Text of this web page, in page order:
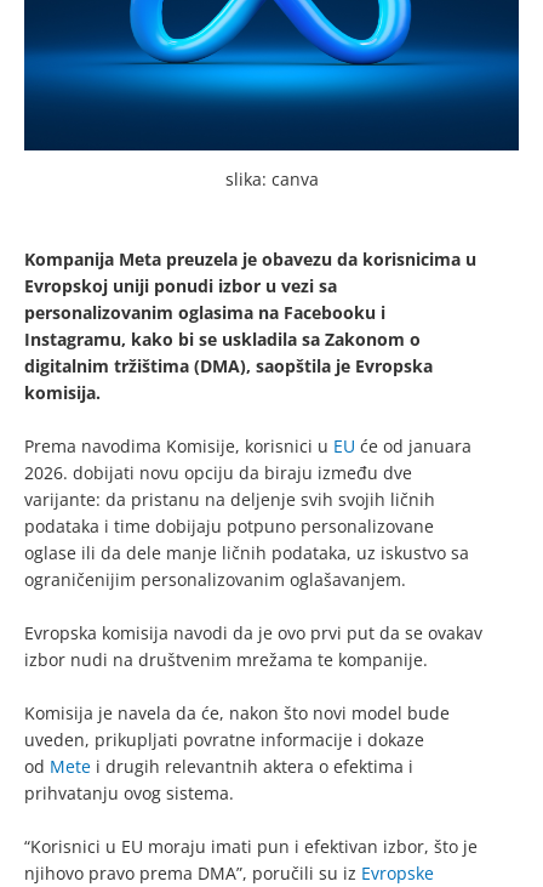
slika: canva
Kompanija Meta preuzela je obavezu da korisnicima u
Evropskoj uniji ponudi izbor u vezi sa
personalizovanim oglasima na Facebooku i
Instagramu, kako bi se uskladila sa Zakonom o
digitalnim tržištima (DMA), saopštila je Evropska
komisija.
Prema navodima Komisije, korisnici u EU će od januara
2026. dobijati novu opciju da biraju između dve
varijante: da pristanu na deljenje svih svojih ličnih
podataka i time dobijaju potpuno personalizovane
oglase ili da dele manje ličnih podataka, uz iskustvo sa
ograničenijim personalizovanim oglašavanjem.
Evropska komisija navodi da je ovo prvi put da se ovakav
izbor nudi na društvenim mrežama te kompanije.
Komisija je navela da će, nakon što novi model bude
uveden, prikupljati povratne informacije i dokaze
od Mete i drugih relevantnih aktera o efektima i
prihvatanju ovog sistema.
“Korisnici u EU moraju imati pun i efektivan izbor, što je
njihovo pravo prema DMA”, poručili su iz Evropske